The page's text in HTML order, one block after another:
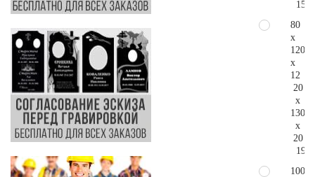
80
x
120
x
12
20
x
130
x
20
100